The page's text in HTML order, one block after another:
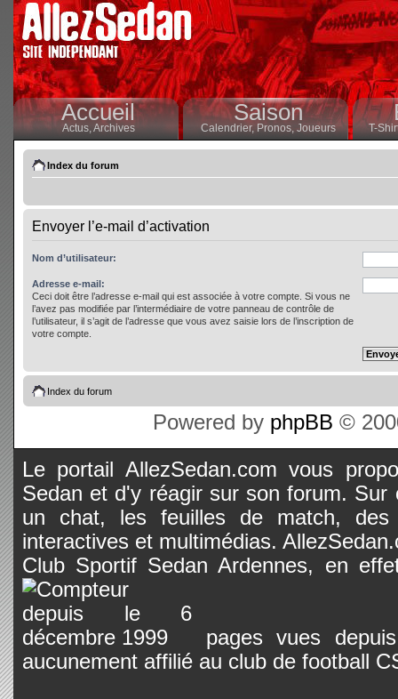
Accueil
Actus,Archives
Saison
Calendrier,Pronos, Joueurs T-
Index du forum
Envoyer l’e-mail d’activation
Nom d’utilisateur:
Adresse e-mail:
Ceci doit être l’adresse e-mail qui est associée à votre compte. Si vous ne
l’avez pas modifiée par l’intermédiaire de votre panneau de contrôle de
l’utilisateur, il s’agit de l’adresse que vous avez saisie lors de l’inscription de
votre compte.
Index du forum
Powered by phpBB ©
Le portail AllezSedan.com vous
Sedan et d'y réagir sur son forum.
un chat, les feuilles de match, des
interactives et multimédias.
Club Sportif Sedan Ardennes, en
pages vues
aucunement affilié au club de football